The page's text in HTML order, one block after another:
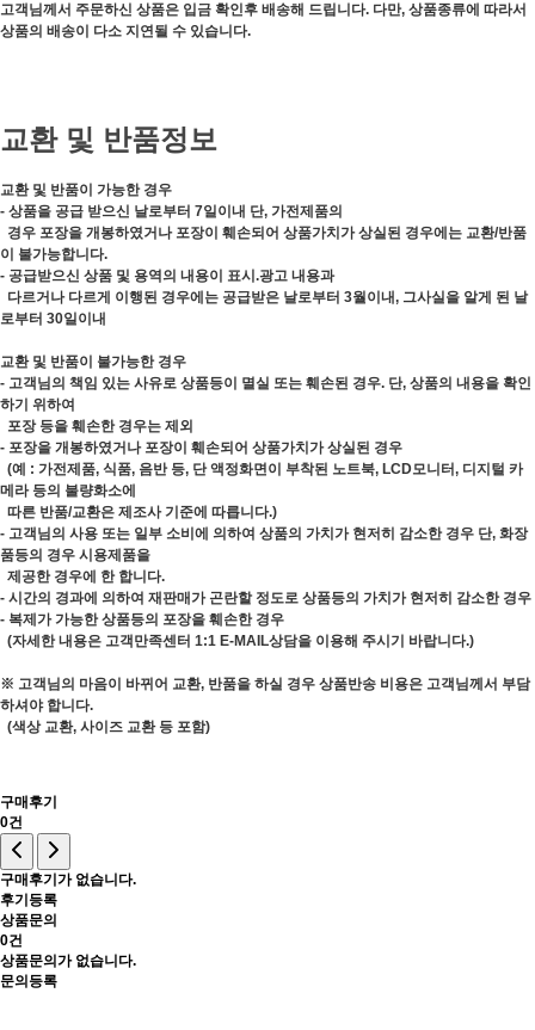
고객님께서 주문하신 상품은 입금 확인후 배송해 드립니다. 다만, 상품종류에 따라서
상품의 배송이 다소 지연될 수 있습니다.
교환 및 반품정보
교환 및 반품이 가능한 경우
- 상품을 공급 받으신 날로부터 7일이내 단, 가전제품의
경우 포장을 개봉하였거나 포장이 훼손되어 상품가치가 상실된 경우에는 교환/반품
이 불가능합니다.
- 공급받으신 상품 및 용역의 내용이 표시.광고 내용과
다르거나 다르게 이행된 경우에는 공급받은 날로부터 3월이내, 그사실을 알게 된 날
로부터 30일이내
교환 및 반품이 불가능한 경우
- 고객님의 책임 있는 사유로 상품등이 멸실 또는 훼손된 경우. 단, 상품의 내용을 확인
하기 위하여
포장 등을 훼손한 경우는 제외
- 포장을 개봉하였거나 포장이 훼손되어 상품가치가 상실된 경우
(예 : 가전제품, 식품, 음반 등, 단 액정화면이 부착된 노트북, LCD모니터, 디지털 카
메라 등의 불량화소에
따른 반품/교환은 제조사 기준에 따릅니다.)
- 고객님의 사용 또는 일부 소비에 의하여 상품의 가치가 현저히 감소한 경우 단, 화장
품등의 경우 시용제품을
제공한 경우에 한 합니다.
- 시간의 경과에 의하여 재판매가 곤란할 정도로 상품등의 가치가 현저히 감소한 경우
- 복제가 가능한 상품등의 포장을 훼손한 경우
(자세한 내용은 고객만족센터 1:1 E-MAIL상담을 이용해 주시기 바랍니다.)
※ 고객님의 마음이 바뀌어 교환, 반품을 하실 경우 상품반송 비용은 고객님께서 부담
하셔야 합니다.
(색상 교환, 사이즈 교환 등 포함)
구매후기
0건
구매후기가 없습니다.
후기등록
상품문의
0건
상품문의가 없습니다.
문의등록